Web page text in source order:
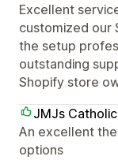
Excellent
customized our
the setup
outstanding
Shopify store
JMJs
An excellent
options